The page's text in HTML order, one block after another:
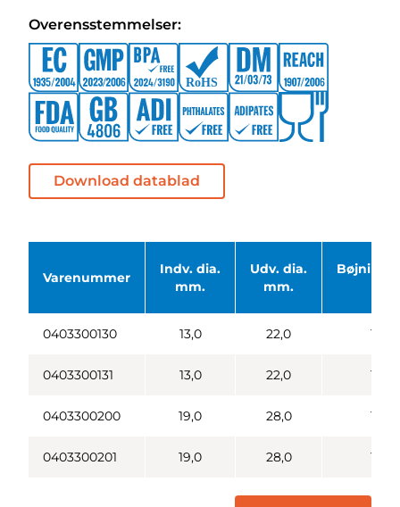
Overensstemmelser:
Download datablad
Varenummer
Indv. dia.
mm.
Udv. dia.
mm.
0403300130 13,0 22,0
0403300131 13,0 22,0
0403300200 19,0 28,0
0403300201 19,0 28,0